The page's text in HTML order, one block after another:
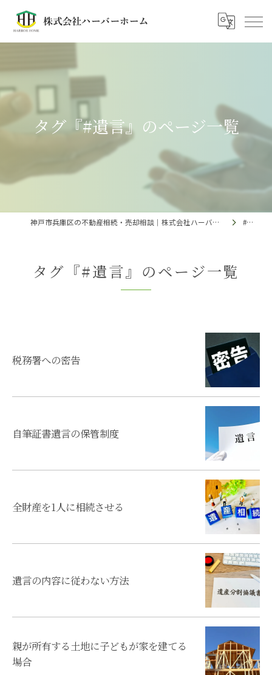
タグ『#遺言』のページ一覧
神戸市兵庫区の不動産相続・売却相談｜株式会社ハーバーホーム #遺言
タグ『#遺言』のページ一覧
税務署への密告
自筆証書遺言の保管制度
全財産を1人に相続させる
遺言の内容に従わない方法
親が所有する土地に子どもが家を建てる
場合